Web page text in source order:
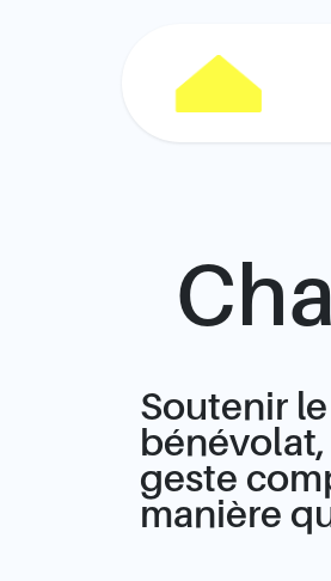
Soutenir
geste
manière